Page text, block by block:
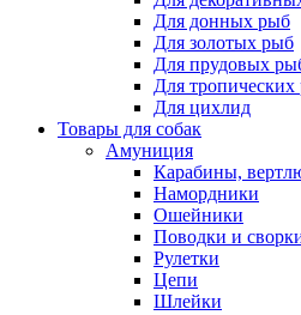
Для донных рыб
Для золотых рыб
Для прудовых
Для
Для цихлид
Товары для собак
Амуниция
Карабины,
Намордники
Ошейники
Поводки и
Рулетки
Цепи
Шлейки